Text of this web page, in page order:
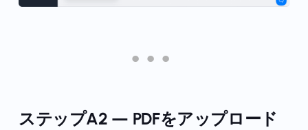
ステップA2 — PDFをアップロード